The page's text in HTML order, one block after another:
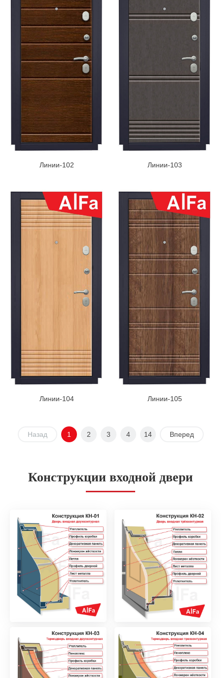
Линии-102 Линии-103
Линии-104 Линии-105
Назад 1 2 3 4 14 Вперед
Конструкции входной двери